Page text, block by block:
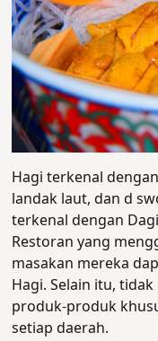
Hagi terkenal
landak laut, dan d
terkenal dengan
Restoran yang
masakan mereka
Hagi. Selain itu,
produk-produk
setiap daerah.